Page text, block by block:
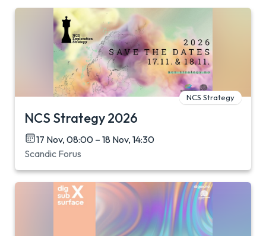
NCS Strategy
NCS Strategy 2026
17 Nov, 08:00 – 18 Nov, 14:30
Scandic Forus